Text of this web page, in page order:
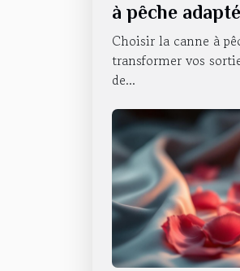
à pêche
Choisir la canne à
transformer vos
de...